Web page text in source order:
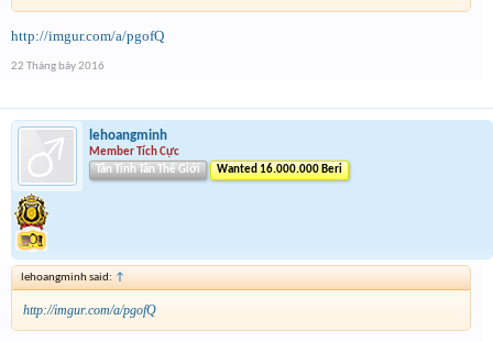
http://imgur.com/a/pgofQ
22 Tháng bảy 2016
lehoangminh
Member Tích Cực
Tân Tinh Tân Thế Giới
Wanted 16.000.000 Beri
lehoangminh said: ↑
http://imgur.com/a/pgofQ